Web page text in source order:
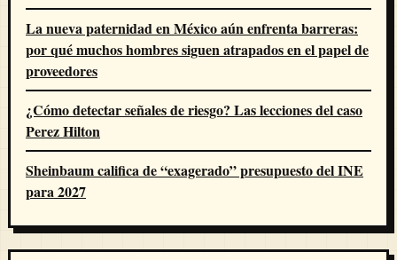
La nueva paternidad en México aún enfrenta barreras:
por qué muchos hombres siguen atrapados en el papel de
proveedores
¿Cómo detectar señales de riesgo? Las lecciones del caso
Perez Hilton
Sheinbaum califica de “exagerado” presupuesto del INE
para 2027